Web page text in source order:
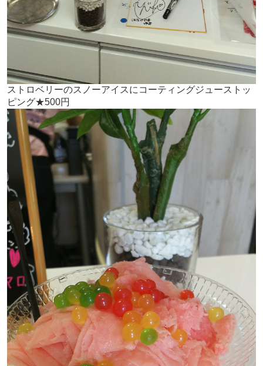
ストロベリーのスノーアイスにコーティングジューストッ
ピング★500円